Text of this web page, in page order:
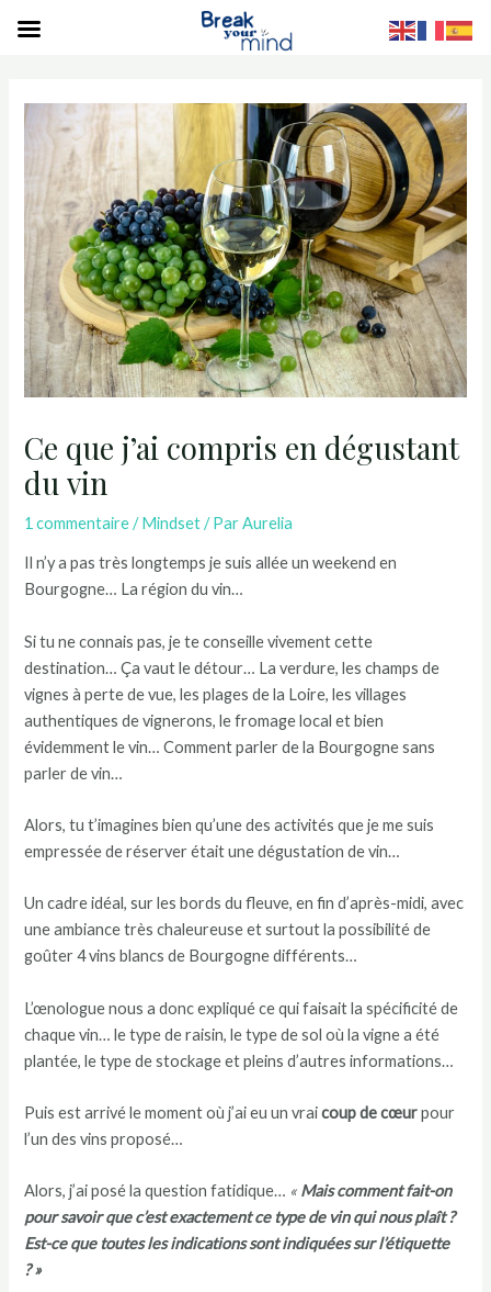
Ce que j’ai compris en dégustant
du vin
1 commentaire /Mindset/ ParAurelia
Il n’y a pas très longtemps je suis allée un weekend en
Bourgogne… La région du vin…
Si tu ne connais pas, je te conseille vivement cette
destination… Ça vaut le détour… La verdure, les champs de
vignes à perte de vue, les plages de la Loire, les villages
authentiques de vignerons, le fromage local et bien
évidemment le vin… Comment parler de la Bourgogne sans
parler de vin…
Alors, tu t’imagines bien qu’une des activités que je me suis
empressée de réserver était une dégustation de vin…
Un cadre idéal, sur les bords du fleuve, en fin d’après-midi, avec
une ambiance très chaleureuse et surtout la possibilité de
goûter 4 vins blancs de Bourgogne différents…
L’œnologue nous a donc expliqué ce qui faisait la spécificité de
chaque vin… le type de raisin, le type de sol où la vigne a été
plantée, le type de stockage et pleins d’autres informations…
Puis est arrivé le moment où j’ai eu un vraicoup de cœurpour
l’un des vins proposé…
Alors, j’ai posé la question fatidique… « Mais comment fait-on
pour savoir que c’est exactement ce type de vin qui nous plaît ?
Est-ce que toutes les indications sont indiquées sur l’étiquette
? »